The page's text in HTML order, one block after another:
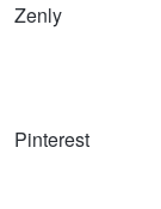
Zenly
Pinterest